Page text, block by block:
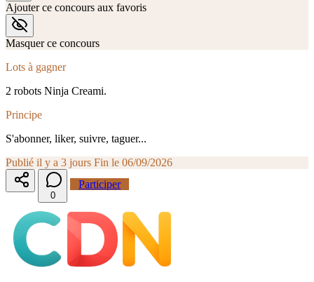
Ajouter ce concours aux favoris
Masquer ce concours
Lots à gagner
2 robots Ninja Creami.
Principe
S'abonner, liker, suivre, taguer...
Publié il y a 3 jours Fin le 06/09/2026
0
Participer